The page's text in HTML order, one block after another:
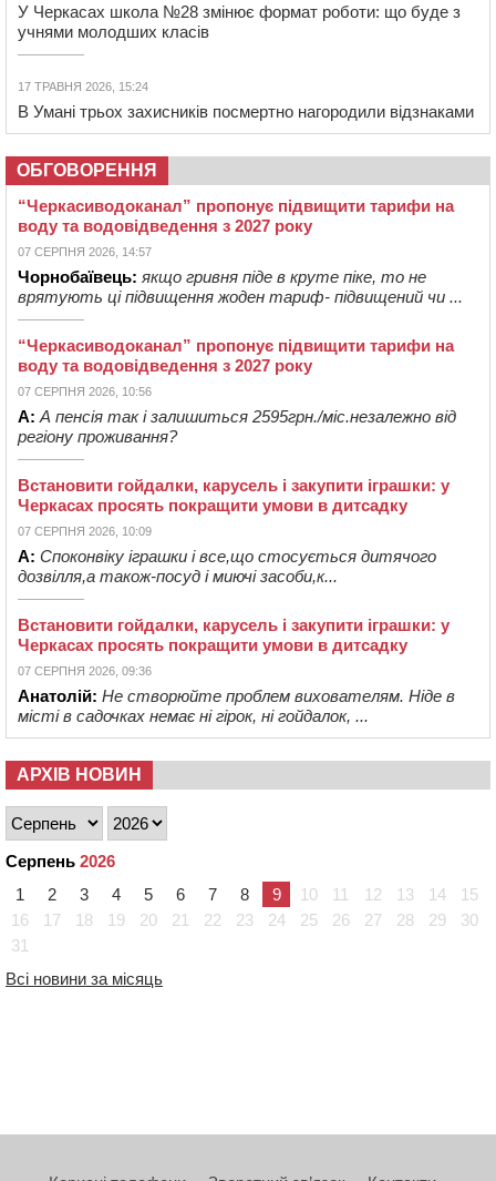
У Черкасах школа №28 змінює формат роботи: що буде з
учнями молодших класів
17 ТРАВНЯ 2026, 15:24
В Умані трьох захисників посмертно нагородили відзнаками
ОБГОВОРЕННЯ
“Черкасиводоканал” пропонує підвищити тарифи на
воду та водовідведення з 2027 року
07 СЕРПНЯ 2026, 14:57
Чорнобаївець: якщо гривня піде в круте піке, то не
врятують ці підвищення жоден тариф- підвищений чи ...
“Черкасиводоканал” пропонує підвищити тарифи на
воду та водовідведення з 2027 року
07 СЕРПНЯ 2026, 10:56
А: А пенсія так і залишиться 2595грн./міс.незалежно від
регіону проживання?
Встановити гойдалки, карусель і закупити іграшки: у
Черкасах просять покращити умови в дитсадку
07 СЕРПНЯ 2026, 10:09
А: Споконвіку іграшки і все,що стосується дитячого
дозвілля,а також-посуд і миючі засоби,к...
Встановити гойдалки, карусель і закупити іграшки: у
Черкасах просять покращити умови в дитсадку
07 СЕРПНЯ 2026, 09:36
Анатолій: Не створюйте проблем вихователям. Ніде в
місті в садочках немає ні гірок, ні гойдалок, ...
АРХІВ НОВИН
Серпень 2026
1
2 3 4 5 6 7 8 9 10 11 12 13 14
15
16
17 18 19 20 21 22 23 24 25 26 27 28 29
30
31
Всі новини за місяць